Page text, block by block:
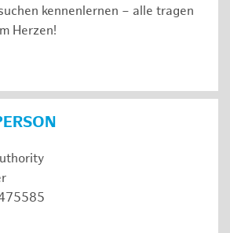
kennenlernen – alle tragen
Herzen!